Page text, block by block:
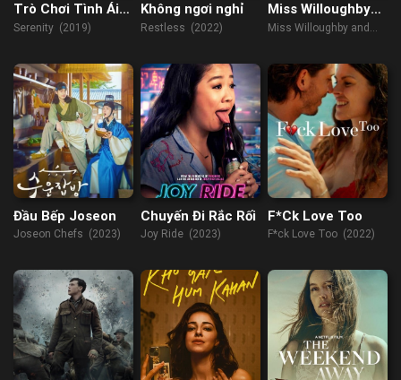
Trò Chơi Tình Ái
2019
Serenity (2019)
Không ngơi nghỉ
Restless (2022)
Miss Willoughby
and the Haunted
Miss Willoughby and
(2022)
Đầu Bếp Joseon
Joseon Chefs (2023)
Chuyến Đi Rắc Rối
Joy Ride (2023)
F*Ck Love Too
F*ck Love Too (2022)